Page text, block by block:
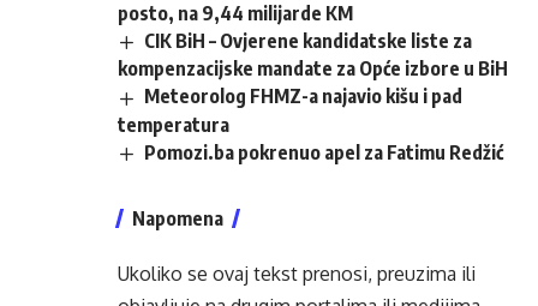
posto, na 9,44 milijarde KM
CIK BiH – Ovjerene kandidatske liste za
kompenzacijske mandate za Opće izbore u BiH
Meteorolog FHMZ-a najavio kišu i pad
temperatura
Pomozi.ba pokrenuo apel za Fatimu Redžić
Napomena
Ukoliko se ovaj tekst prenosi, preuzima ili